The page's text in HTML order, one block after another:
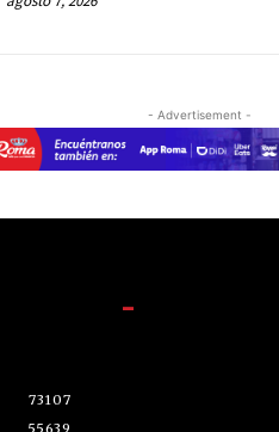
- Advertisement -
73107
-